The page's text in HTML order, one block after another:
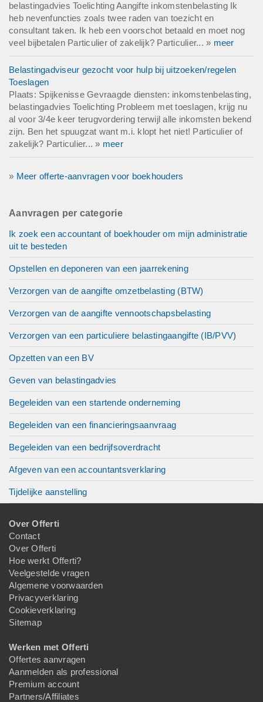
belastingadvies Toelichting Aangifte inkomstenbelasting Ik
heb nevenfuncties zoals twee raden van toezicht en
consultant taken. Ik heb een voorschot betaald en moet nog
veel bijbetalen Particulier of zakelijk? Particulier... » meer
Belastingadviseur gezocht voor hulp bij uitzoeken/regelen
Toeslagen
Plaats: Spijkenisse Gevraagde diensten: inkomstenbelasting,
belastingadvies Toelichting Probleem met toeslagen, krijg nu
al voor 3/4e keer terugvordering terwijl alle inkomsten bekend
zijn. Ben het spuugzat want m.i. klopt het niet! Particulier of
zakelijk? Particulier... » meer
» Meer offerte-aanvragen voor boekhouders
Aanvragen per categorie
Ik zoek een accountant of boekhouder om mijn administratie
uit te besteden
Opstellen en deponeren van een jaarrekening
Verzorgen van de aangifte omzetbelasting (BTW)
Verzorgen van de aangifte vennootschapsbelasting
Verzorgen van een particuliere belastingaangifte (IB/PVV)
Opzetten van een BV
Geven van belastingadvies
Begeleiden van een startende onderneming
Begeleiden van een financieringsaanvraag
Begeleiden van een bedrijfsoverdracht
Afgeven van een accountantsverklaring
Tijdelijke aanstelling
Over Offerti
Contact
Over Offerti
Hoe werkt Offerti?
Veelgestelde vragen
Algemene voorwaarden
Privacyverklaring
Cookieverklaring
Sitemap
Werken met Offerti
Offertes aanvragen
Aanmelden als professional
Premium account
Partners/Affiliates